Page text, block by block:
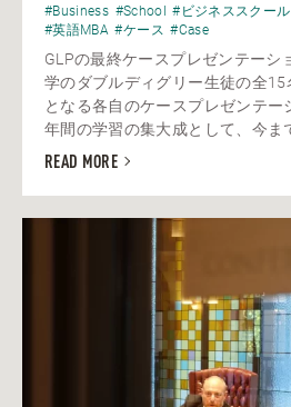
#Business #School #ビジネススクール
#英語MBA #ケース #Case
GLPの最終ケースプレゼンテーシ
学のダブルディグリー生徒の全
となる各自のケースプレゼンテー
年間の学習の集大成として、今ま
READ MORE